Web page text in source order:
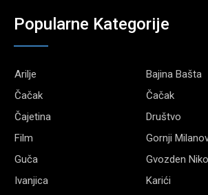
Popularne Kategorije
Arilje
Bajina Bašta
Čačak
Čačak
Čajetina
Društvo
Film
Gornji
Guča
Gvozden
Ivanjica
Karići